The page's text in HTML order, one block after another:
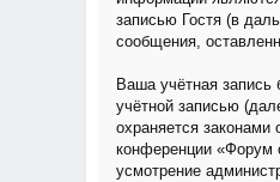
записью Гостя (в
сообщения,
Ваша учётная
учётной записью
охраняется
конференции «Форум
усмотрение